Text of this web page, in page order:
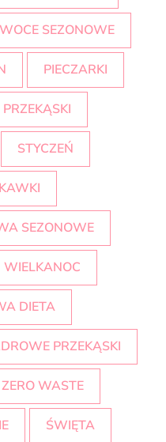
SEZONOWE
PIECZARKI
PRZEKĄSKI
STYCZEŃ
SEZONOWE
WIELKANOC
DIETA
PRZEKĄSKI
ZERO WASTE
ŚWIĘTA